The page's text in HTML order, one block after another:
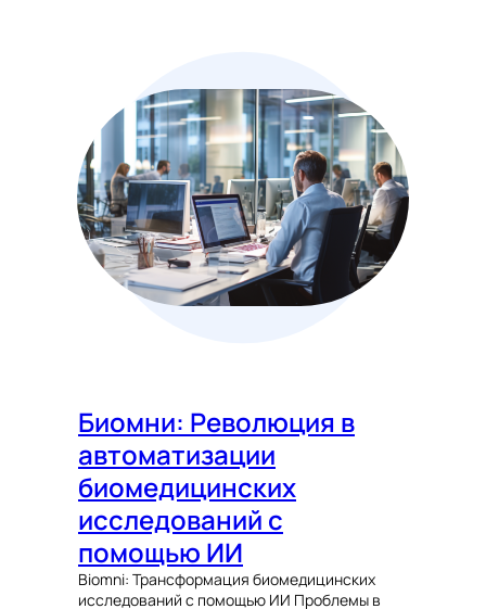
Биомни: Революция в
автоматизации
биомедицинских
исследований с
помощью ИИ
Biomni: Трансформация биомедицинских
исследований с помощью ИИ Проблемы в